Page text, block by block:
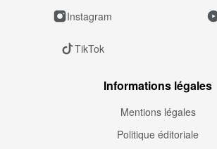
Instagram
TikTok
Informations légales
Mentions légales
Politique éditoriale